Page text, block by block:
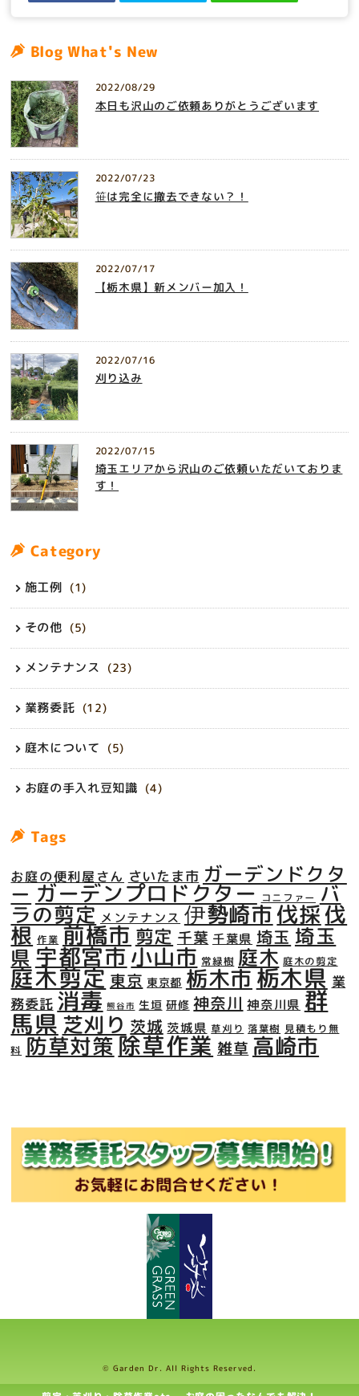
Blog What's New
2022/08/29
本日も沢山のご依頼ありがとうございます
2022/07/23
笹は完全に撤去できない？！
2022/07/17
【栃木県】新メンバー加入！
2022/07/16
刈り込み
2022/07/15
埼玉エリアから沢山のご依頼いただいておりま
す！
Category
施工例 (1)
その他 (5)
メンテナンス (23)
業務委託 (12)
庭木について (5)
お庭の手入れ豆知識 (4)
Tags
お庭の便利屋さん さいたま市 ガーデンドクタ
ー ガーデンプロドクター コニファー バ
ラの剪定 メンテナンス 伊勢崎市伐採伐
根 作業 前橋市剪定 千葉 千葉県 埼玉 埼玉
県 宇都宮市小山市 常緑樹 庭木 庭木の剪定
庭木剪定 東京 東京都 栃木市栃木県 業
務委託 消毒 熊谷市 生垣 研修 神奈川 神奈川県 群
馬県芝刈り 茨城 茨城県 草刈り 落葉樹 見積もり無
料 防草対策除草作業 雑草 高崎市
© Garden Dr. All Rights Reserved.